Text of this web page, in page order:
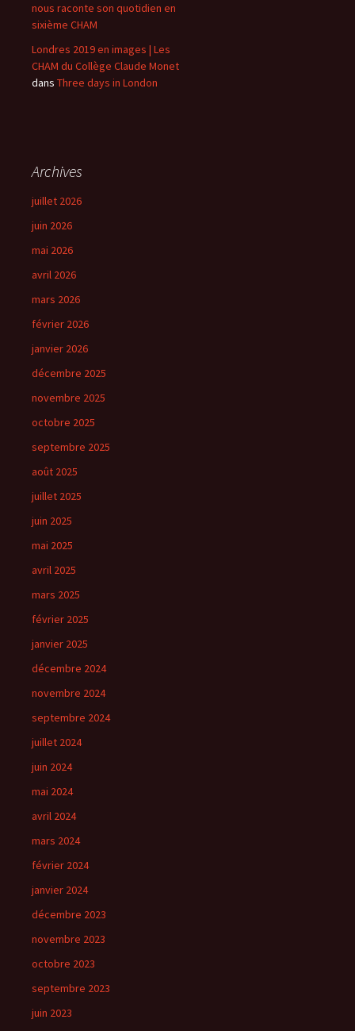
nous raconte son quotidien en
sixième CHAM
Londres 2019 en images | Les
CHAM du Collège Claude Monet
dans Three days in London
Archives
juillet 2026
juin 2026
mai 2026
avril 2026
mars 2026
février 2026
janvier 2026
décembre 2025
novembre 2025
octobre 2025
septembre 2025
août 2025
juillet 2025
juin 2025
mai 2025
avril 2025
mars 2025
février 2025
janvier 2025
décembre 2024
novembre 2024
septembre 2024
juillet 2024
juin 2024
mai 2024
avril 2024
mars 2024
février 2024
janvier 2024
décembre 2023
novembre 2023
octobre 2023
septembre 2023
juin 2023